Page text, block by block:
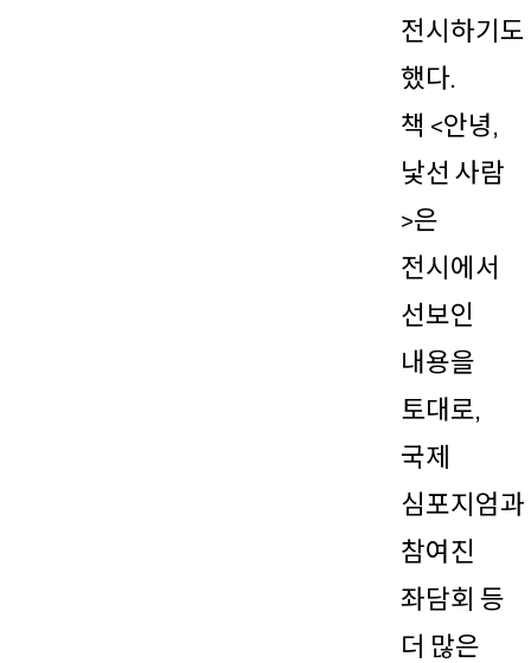
전시하기도
했다.
책 <안녕,
낯선 사람
>은
전시에서
선보인
내용을
토대로,
국제
심포지엄과
참여진
좌담회 등
더 많은